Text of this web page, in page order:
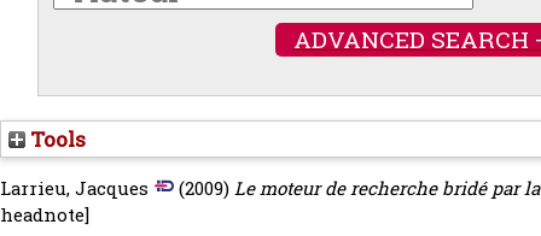
ADVANCED SEARCH
Tools
Larrieu, Jacques (2009)Le moteur de recherche bridé par
headnote]